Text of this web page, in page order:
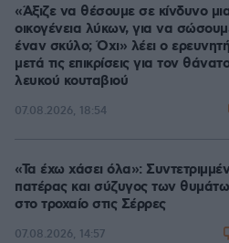
«Άξιζε να θέσουμε σε κίνδυνο
οικογένεια λύκων, για να
έναν σκύλο; Όχι» λέει ο
μετά τις επικρίσεις για τον
λευκού κουταβιού
07.08.2026, 18:54
«Τα έχω χάσει όλα»:
πατέρας και σύζυγος των
στο τροχαίο στις Σέρρες
07.08.2026, 14:57